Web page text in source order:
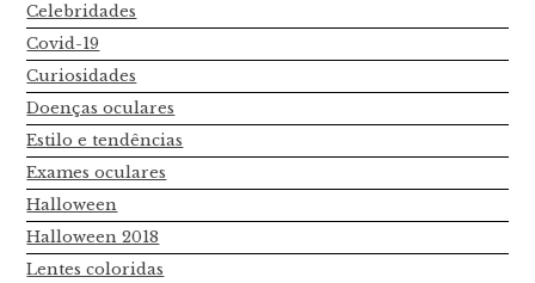
Celebridades
Covid-19
Curiosidades
Doenças oculares
Estilo e tendências
Exames oculares
Halloween
Halloween 2018
Lentes coloridas